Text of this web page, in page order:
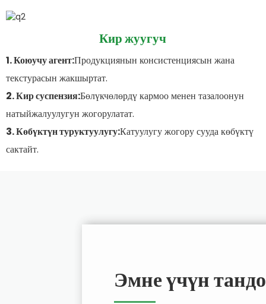
Кир жуугуч
1. Коюучу агент:Продукциянын консистенциясын жана
текстурасын жакшыртат.
2. Кир суспензия:Бөлүкчөлөрдү кармоо менен тазалоонун
натыйжалуулугун жогорулатат.
3. Көбүктүн туруктуулугу:Катуулугу жогору сууда көбүктү
сактайт.
Эмне үчүн